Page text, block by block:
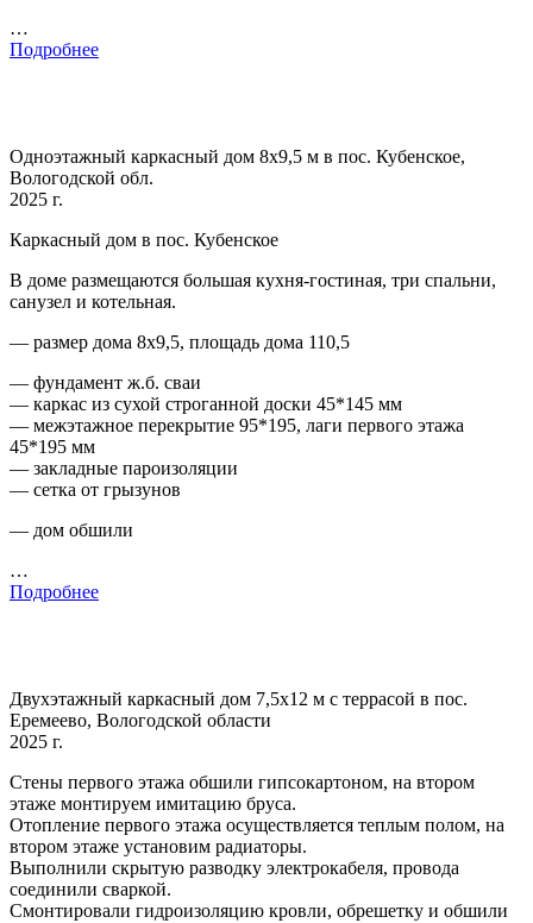
…
Подробнее
Одноэтажный каркасный дом 8х9,5 м в пос. Кубенское,
Вологодской обл.
2025 г.
Каркасный дом в пос. Кубенское
В доме размещаются большая кухня-гостиная, три спальни,
санузел и котельная.
— размер дома 8х9,5, площадь дома 110,5
— фундамент ж.б. сваи
— каркас из сухой строганной доски 45*145 мм
— межэтажное перекрытие 95*195, лаги первого этажа
45*195 мм
— закладные пароизоляции
— сетка от грызунов
— дом обшили
…
Подробнее
Двухэтажный каркасный дом 7,5х12 м с террасой в пос.
Еремеево, Вологодской области
2025 г.
Стены первого этажа обшили гипсокартоном, на втором
этаже монтируем имитацию бруса.
Отопление первого этажа осуществляется теплым полом, на
втором этаже установим радиаторы.
Выполнили скрытую разводку электрокабеля, провода
соединили сваркой.
Смонтировали гидроизоляцию кровли, обрешетку и обшили